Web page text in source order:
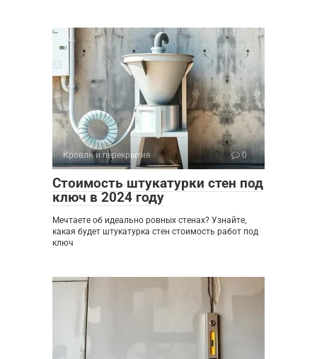
Кровля и перекрытия 0
Стоимость штукатурки стен под
ключ в 2024 году
Мечтаете об идеально ровных стенах? Узнайте,
какая будет штукатурка стен стоимость работ под
ключ